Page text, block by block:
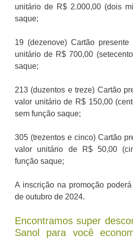
unitário de R$ 2.000,00 (dois
saque;
19 (dezenove) Cartão
unitário de R$ 700,00
saque;
213 (duzentos e treze) Cartão
valor unitário de R$ 150,00
sem função saque;
305 (trezentos e cinco) Cartão
valor unitário de R$ 50,00
função saque;
A inscrição na promoção
de outubro de 2024.
Encontramos super
Sanol para você